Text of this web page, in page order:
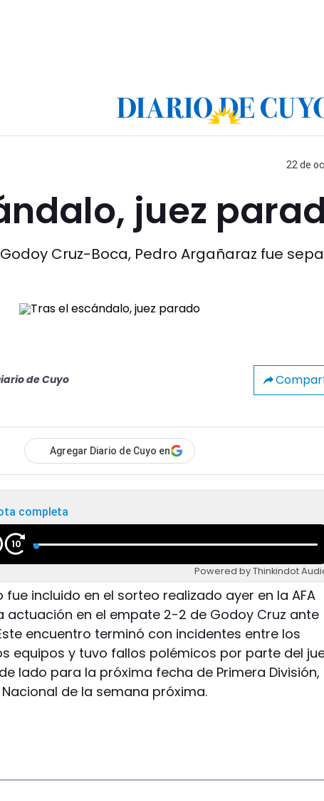
22 de
juez
Cruz-Boca, Pedro Argañaraz fue
de Cuyo
Agregar Diario de Cuyo en
completa
10
Powered by Thinkindot
fue incluido en el sorteo realizado ayer en la AFA
actuación en el empate 2-2 de Godoy Cruz ante
encuentro terminó con incidentes entre los
equipos y tuvo fallos polémicos por parte del
lado para la próxima fecha de Primera División,
de la semana próxima.